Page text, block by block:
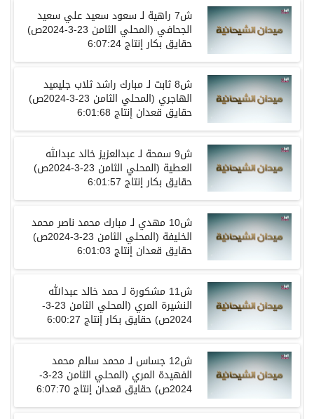
ش7 راهية لـسعود سعيد علي سعيد
الجحافي (المحلي الثامن 23-3-2024ص)
حقايق بكارإنتاج6:07:24
ش8ثابت لـ مبارك راشد ثلاب جليميد
الهاجري (المحلي الثامن 23-3-2024ص)
حقايق قعدان إنتاج6:01:68
ش9سمحة لـعبدالعزيز خالد عبدالله
العطية (المحلي الثامن 23-3-2024ص)
حقايق بكارإنتاج6:01:57
ش10 مهدي لـ مبارك محمد ناصر محمد
الخليفة (المحلي الثامن 23-3-2024ص)
حقايق قعدان إنتاج6:01:03
ش11 مشكورة لـحمد خالد عبدالله
النشيرة المري (المحلي الثامن 23-3-
2024ص) حقايق بكارإنتاج6:00:27
ش12 جساس لـ محمد سالم محمد
الفهيدة المري (المحلي الثامن 23-3-
2024ص) حقايق قعدان إنتاج6:07:70